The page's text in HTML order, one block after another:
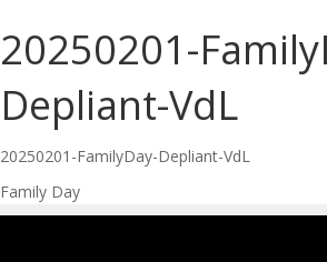
20250201-
Depliant-VdL
20250201-FamilyDay-Depliant-VdL
Navigation
Family Day